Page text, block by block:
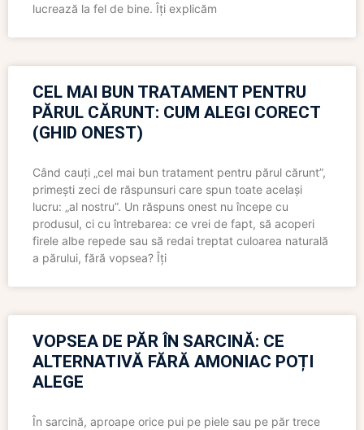
lucrează la fel de bine. Îți explicăm
CEL MAI BUN TRATAMENT PENTRU
PĂRUL CĂRUNT: CUM ALEGI CORECT
(GHID ONEST)
Când cauți „cel mai bun tratament pentru părul cărunt”,
primești zeci de răspunsuri care spun toate același
lucru: „al nostru”. Un răspuns onest nu începe cu
produsul, ci cu întrebarea: ce vrei de fapt, să acoperi
firele albe repede sau să redai treptat culoarea naturală
a părului, fără vopsea? Îți
VOPSEA DE PĂR ÎN SARCINĂ: CE
ALTERNATIVĂ FĂRĂ AMONIAC POȚI
ALEGE
În sarcină, aproape orice pui pe piele sau pe păr trece